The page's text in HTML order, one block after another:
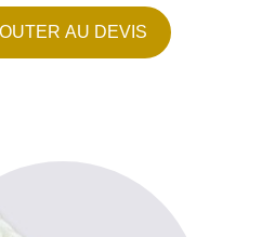
AU DEVIS